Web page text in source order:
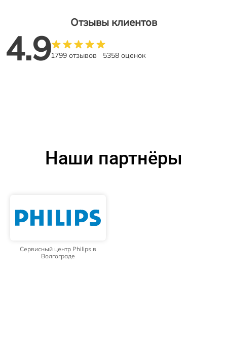
Отзывы клиентов
4.91799 отзывов 5358 оценок
Наши партнёры
Сервисный центр Philips в
Волгограде